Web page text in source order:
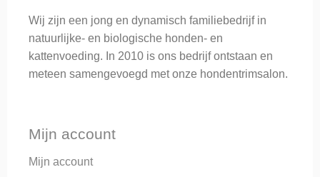
Wij zijn een jong en dynamisch familiebedrijf in
natuurlijke- en biologische honden- en
kattenvoeding. In 2010 is ons bedrijf ontstaan en
meteen samengevoegd met onze hondentrimsalon.
Mijn account
Mijn account